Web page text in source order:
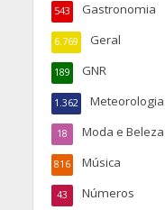
Gastronomia
543
Geral
6.769
GNR
189
Meteorologia
1.362
Moda e Beleza
18
Música
816
Números
43